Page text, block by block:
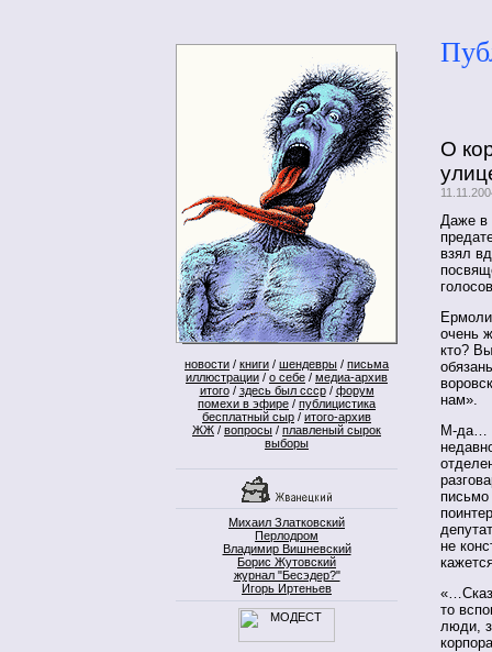
новости / книги / шендевры / письма
иллюстрации / о себе / медиа-архив
итого/ здесь был ссср/ форум
помехи в эфире / публицистика
бесплатный сыр / итого-архив
ЖЖ / вопросы / плавленый сырок
выборы
Михаил Златковский
Перлодром
Владимир Вишневский
Борис Жутовский
журнал "Бесэдер?"
Игорь Иртеньев
О
Даже в
взял
очень
кто?
нам».
М-да…
письмо
не
то
люди,